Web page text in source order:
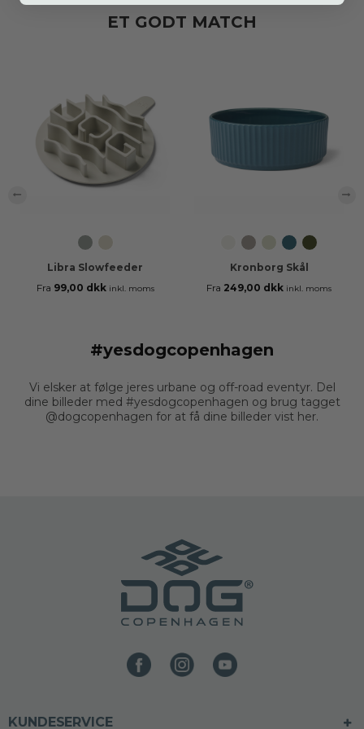
ET GODT MATCH
Cool
Grey
Coffee
Cream
Libra Slowfeeder
Fra 99,00 dkk inkl. moms
Off
White
Caffe
Latte
Mint
Green
Petrol
Blue
Racing
Green
Kronborg Skål
Fra 249,00 dkk inkl. moms
#yesdogcopenhagen
Vi elsker at følge jeres urbane og off-road eventyr. Del
dine billeder med #yesdogcopenhagen og brug tagget
@dogcopenhagen for at få dine billeder vist her.
KUNDESERVICE